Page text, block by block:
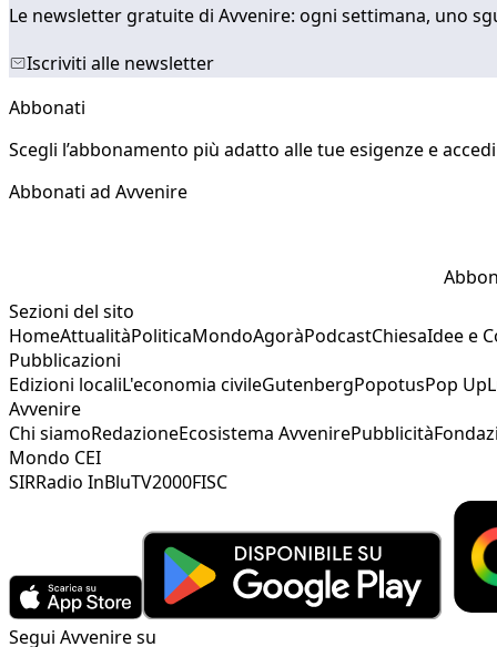
Le newsletter gratuite di Avvenire: ogni settimana, uno
Iscriviti alle newsletter
Abbonati
Scegli l’abbonamento più adatto alle tue esigenze e
Abbonati ad Avvenire
Sezioni del sito
HomeAttualitàPoliticaMondoAgoràPodcastChiesaIdee e
Pubblicazioni
Edizioni localiL'economia civileGutenbergPopotusPop Up
Avvenire
Chi siamoRedazioneEcosistema AvvenirePubblicità
Mondo CEI
SIRRadio InBluTV2000FISC
Segui Avvenire su